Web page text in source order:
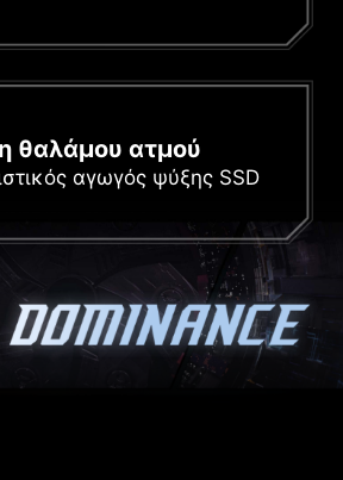
θαλάμου ατμού
αγωγός ψύξης SSD